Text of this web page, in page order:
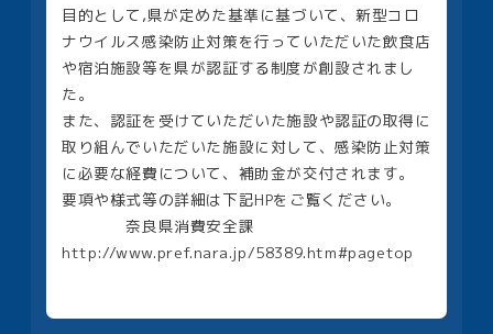
目的として,県が定めた基準に基づいて、新型コロ
ナウイルス感染防止対策を行っていただいた飲食店
や宿泊施設等を県が認証する制度が創設されまし
た。
また、認証を受けていただいた施設や認証の取得に
取り組んでいただいた施設に対して、感染防止対策
に必要な経費について、補助金が交付されます。
要項や様式等の詳細は下記HPをご覧ください。
奈良県消費安全課
http://www.pref.nara.jp/58389.htm#pagetop